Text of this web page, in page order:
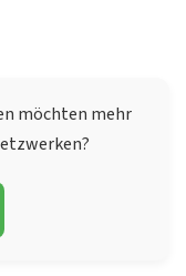
möchten mehr